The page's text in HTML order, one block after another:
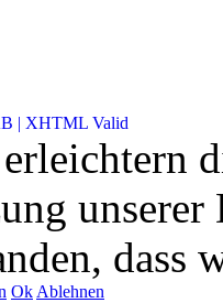
| XHTML Valid
dass
OkAblehnen